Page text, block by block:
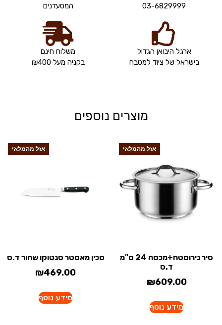
03-6829999
המסעדנים
ארגל היבואן הגדול
בישראל של ציוד למטבח
משלוח חינם
בקניה מעל ₪400
מוצרים נוספים
אזל מהמלאי
סיר נירוסטה+מכסה 24 ס"מ
ד.ס
₪609.00
מידע נוסף
אזל מהמלאי
סכין מאסטר סנטוקו שחור ד.ס
₪469.00
מידע נוסף